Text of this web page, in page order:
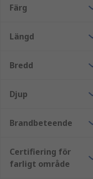
Köpråd
När du väljer
Färg
Längd
Bredd
Djup
Brandbeteende
Certifiering för
farligt område